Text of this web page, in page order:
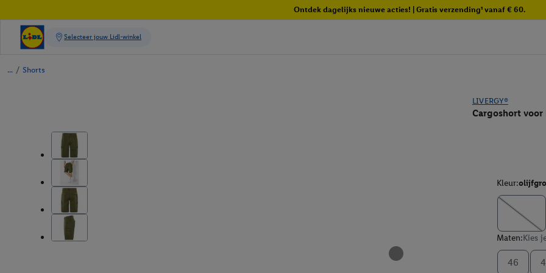
Ontdek dagelijks nieuwe acties! | Gratis verzending¹ vanaf € 60.
/ Shorts
LIVERGY®
Cargoshort voor
Kleur:
Maten:Kies
46